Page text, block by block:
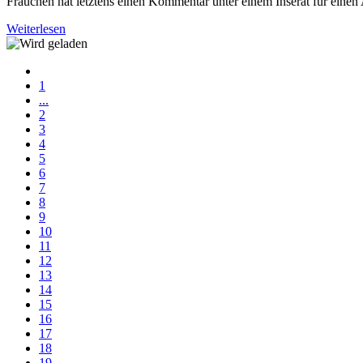
Weiterlesen
1
...
2
3
4
5
6
7
8
9
10
11
12
13
14
15
16
17
18